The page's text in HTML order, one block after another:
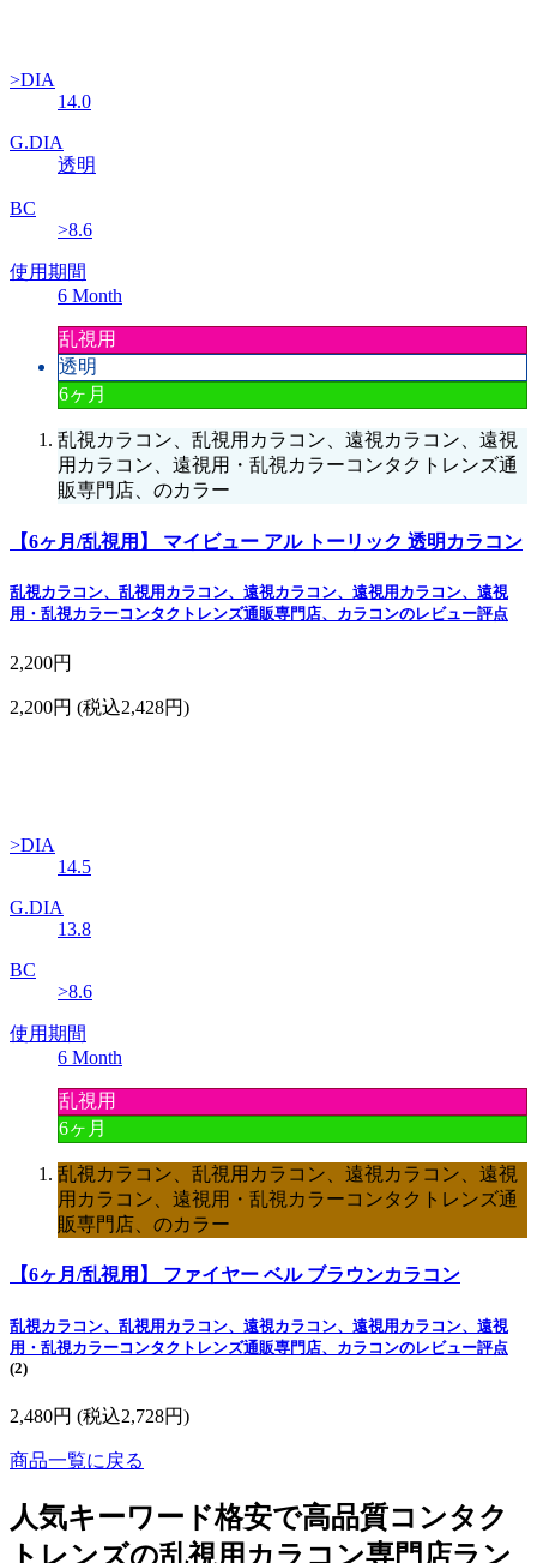
>DIA
14.0
G.DIA
透明
BC
>8.6
使用期間
6 Month
乱視用
透明
6ヶ月
乱視カラコン、乱視用カラコン、遠視カラコン、遠視
用カラコン、遠視用・乱視カラーコンタクトレンズ通
販専門店、のカラー
【6ヶ月/乱視用】 マイビュー アル トーリック 透明カラコン
乱視カラコン、乱視用カラコン、遠視カラコン、遠視用カラコン、遠視
用・乱視カラーコンタクトレンズ通販専門店、カラコンのレビュー評点
2,200円
2,200円 (税込2,428円)
>DIA
14.5
G.DIA
13.8
BC
>8.6
使用期間
6 Month
乱視用
6ヶ月
乱視カラコン、乱視用カラコン、遠視カラコン、遠視
用カラコン、遠視用・乱視カラーコンタクトレンズ通
販専門店、のカラー
【6ヶ月/乱視用】 ファイヤー ベル ブラウンカラコン
乱視カラコン、乱視用カラコン、遠視カラコン、遠視用カラコン、遠視
用・乱視カラーコンタクトレンズ通販専門店、カラコンのレビュー評点
(2)
2,480円 (税込2,728円)
商品一覧に戻る
人気キーワード格安で高品質コンタク
トレンズの乱視用カラコン専門店ラン